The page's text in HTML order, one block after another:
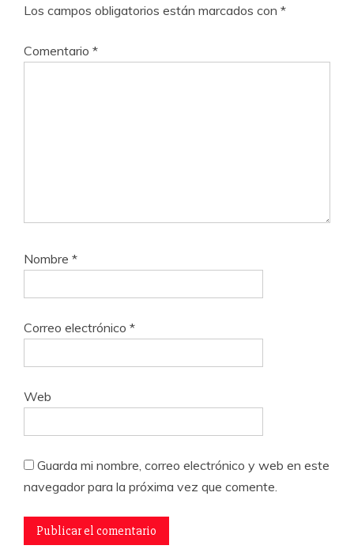
Los campos obligatorios están marcados con *
Comentario *
Nombre *
Correo electrónico *
Web
Guarda mi nombre, correo electrónico y web en este
navegador para la próxima vez que comente.